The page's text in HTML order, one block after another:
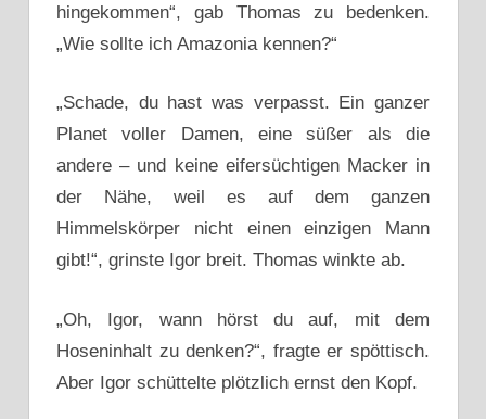
hingekommen“, gab Thomas zu bedenken.
„Wie sollte ich Amazonia kennen?“
„Schade, du hast was verpasst. Ein ganzer
Planet voller Damen, eine süßer als die
andere – und keine eifersüchtigen Macker in
der Nähe, weil es auf dem ganzen
Himmelskörper nicht einen einzigen Mann
gibt!“, grinste Igor breit. Thomas winkte ab.
„Oh, Igor, wann hörst du auf, mit dem
Hoseninhalt zu denken?“, fragte er spöttisch.
Aber Igor schüttelte plötzlich ernst den Kopf.